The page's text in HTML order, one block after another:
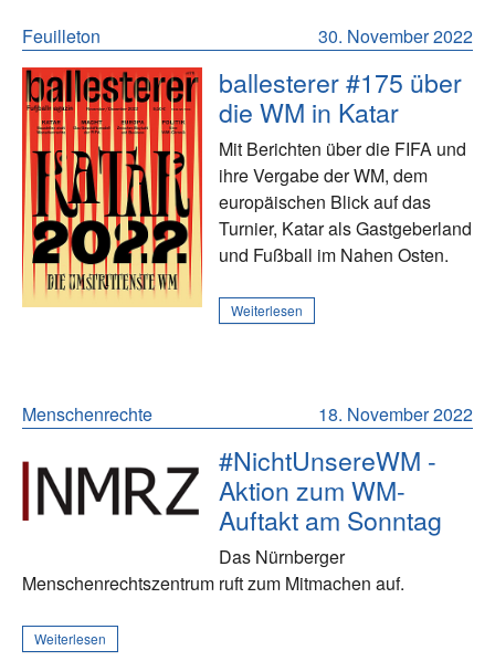
30. November 2022
Feuilleton
ballesterer #175 über
die WM in Katar
Mit Berichten über die FIFA und
ihre Vergabe der WM, dem
europäischen Blick auf das
Turnier, Katar als Gastgeberland
und Fußball im Nahen Osten.
Weiterlesen
18. November 2022
Menschenrechte
#NichtUnsereWM -
Aktion zum WM-
Auftakt am Sonntag
Das Nürnberger
Menschenrechtszentrum ruft zum Mitmachen auf.
Weiterlesen